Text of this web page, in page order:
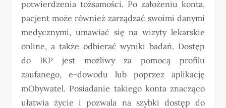
potwierdzenia tożsamości. Po założeniu konta,
pacjent może również zarządzać swoimi danymi
medycznymi, umawiać się na wizyty lekarskie
online, a także odbierać wyniki badań. Dostęp
do IKP jest możliwy za pomocą profilu
zaufanego, e-dowodu lub poprzez aplikację
mObywatel. Posiadanie takiego konta znacząco
ułatwia życie i pozwala na szybki dostęp do